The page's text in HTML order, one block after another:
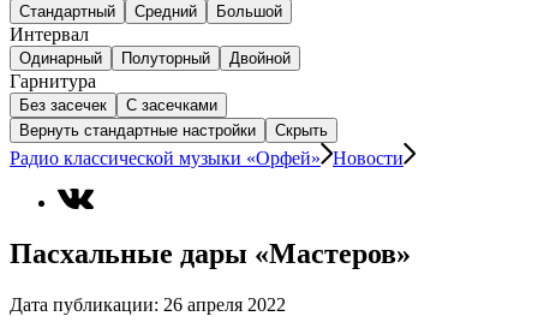
Стандартный Средний Большой
Интервал
Одинарный Полуторный Двойной
Гарнитура
Без засечек
С засечками
Вернуть стандартные настройки
Скрыть
Радио классической музыки «Орфей» Новости
Пасхальные дары «Мастеров»
Дата публикации: 26 апреля 2022